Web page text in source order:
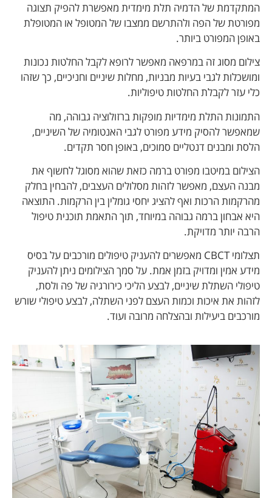
המתקדמת של הדמיה תלת מימדית מאפשרת להפיק תצוגה
מפורטת של הפה ולהתרשם ממצבו של המטופל או המטופלת
באופן המפורט ביותר.
צילום מסוג זה במרפאה מאפשר לרופא לקבל החלטות נכונות
ומושכלות לגבי בעיות מבניות, מחלות שיניים וחניכיים, כך שזהו
כלי עזר לקבלת החלטות טיפוליות.
התמונות התלת מימדיות מופקות ברזולוציה גבוהה, מה
שמאפשר להסיק מידע מפורט לגבי האנטומיה של השיניים,
הלסת ומבנים דנטליים סמוכים, באופן חסר תקדים.
הצילום במיטבו מפורט ברמה כזאת שהוא מסוגל לחשוף את
מבנה העצם, מאפשר לזהות מסלולים העצבים, להבחין בחלק
מהרקמות הרכות ואף להציג יחסי גומלין בין הרקמות. התוצאה
היא אבחון ברמה גבוהה במיוחד, תוך התאמת תוכנית טיפול
הרבה יותר מדויקת.
תצלומי CBCT מאפשרים להעניק טיפולים מורכבים על בסיס
מידע אמין ומדויק בזמן אמת. על סמך הצילומים ניתן להעניק
טיפולי השתלת שיניים, לבצע הליכי כירורגיה של פה ולסת,
לזהות את איכות וכמות העצם לפני השתלה, לבצע טיפולי שורש
מורכבים ביעילות ובהצלחה מרובה ועוד.